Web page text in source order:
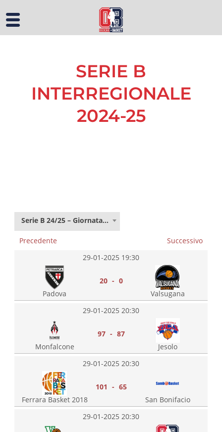
SERIE B
INTERREGIONALE
2024-25
Serie B 24/25 – Giornata 10R
Precedente
Successivo
29-01-2025 19:30
Padova
20 - 0
Valsugana
29-01-2025 20:30
Monfalcone
97 - 87
Jesolo
29-01-2025 20:30
Ferrara Basket 2018
101 - 65
San Bonifacio
29-01-2025 20:30